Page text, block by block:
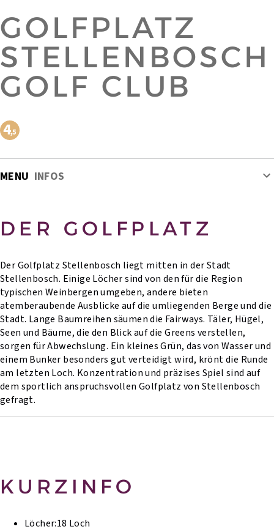
GOLFPLATZ
STELLENBOSCH
GOLF CLUB
MENU INFOS
DER GOLFPLATZ
Der Golfplatz Stellenbosch liegt mitten in der Stadt
Stellenbosch. Einige Löcher sind von den für die Region
typischen Weinbergen umgeben, andere bieten
atemberaubende Ausblicke auf die umliegenden Berge und die
Stadt. Lange Baumreihen säumen die Fairways. Täler, Hügel,
Seen und Bäume, die den Blick auf die Greens verstellen,
sorgen für Abwechslung. Ein kleines Grün, das von Wasser und
einem Bunker besonders gut verteidigt wird, krönt die Runde
am letzten Loch. Konzentration und präzises Spiel sind auf
dem sportlich anspruchsvollen Golfplatz von Stellenbosch
gefragt.
KURZINFO
Löcher:18 Loch